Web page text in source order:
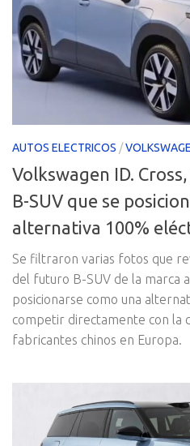
AUTOS ELECTRICOS /
Volkswagen ID.
B-SUV que se
alternativa 100%
Se filtraron varias fotos que
del futuro B-SUV de la marca
posicionarse como una
competir directamente con la
fabricantes chinos en Europa.